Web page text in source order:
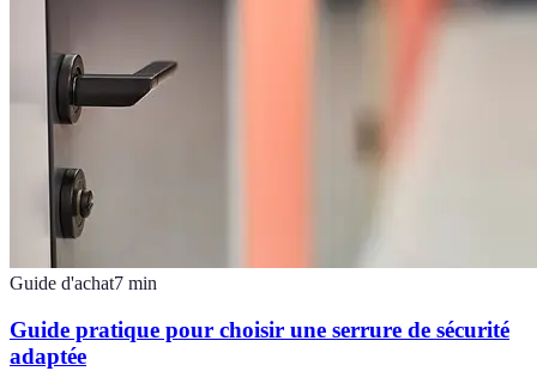
Guide d'achat7 min
Guide pratique pour choisir une serrure de sécurité
adaptée